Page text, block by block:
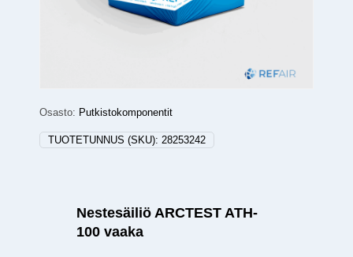
Osasto: Putkistokomponentit
TUOTETUNNUS (SKU): 28253242
Nestesäiliö ARCTEST ATH-
100 vaaka